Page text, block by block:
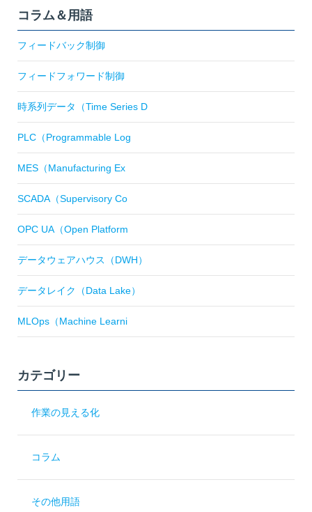
コラム＆用語
フィードバック制御
フィードフォワード制御
時系列データ（Time Series D
PLC（Programmable Log
MES（Manufacturing Ex
SCADA（Supervisory Co
OPC UA（Open Platform
データウェアハウス（DWH）
データレイク（Data Lake）
MLOps（Machine Learni
カテゴリー
作業の見える化
コラム
その他用語